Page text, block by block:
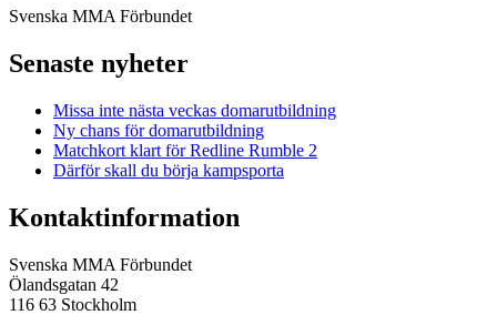
Svenska MMA Förbundet
Senaste nyheter
Missa inte nästa veckas domarutbildning
Ny chans för domarutbildning
Matchkort klart för Redline Rumble 2
Därför skall du börja kampsporta
Kontaktinformation
Svenska MMA Förbundet
Ölandsgatan 42
116 63 Stockholm